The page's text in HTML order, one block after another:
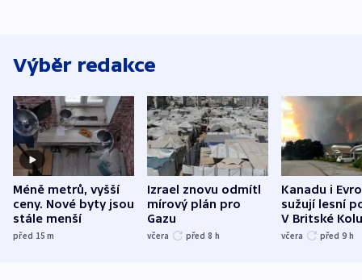
Výběr redakce
Méně metrů, vyšší
ceny. Nové byty jsou
stále menší
před 15m
Izrael znovu odmítl
mírový plán pro
Gazu
včera před 8 h
Kanadu i
sužují lesní
V Britské
evakuovali
včera před 9 h